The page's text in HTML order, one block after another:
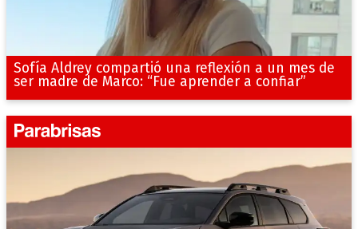
Sofía Aldrey compartió una reflexión a un mes de
ser madre de Marco: “Fue aprender a confiar”